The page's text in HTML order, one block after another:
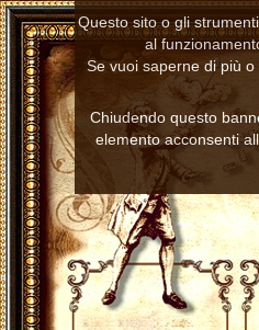
Questo sito o gli
al
Se vuoi saperne di più
Chiudendo questo
elemento acconsenti